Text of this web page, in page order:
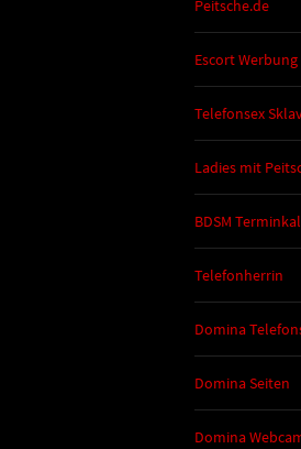
Peitsche.de
Escort Werbung
Telefonsex
Ladies mit
BDSM
Telefonherrin
Domina
Domina Seiten
Domina